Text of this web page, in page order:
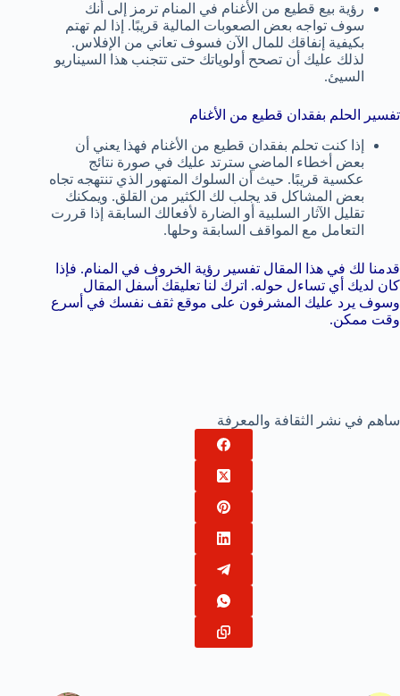
رؤية بيع قطيع من الأغنام في المنام ترمز إلى أنك
سوف تواجه بعض الصعوبات المالية قريبًا. إذا لم تهتم
بكيفية إنفاقك للمال الآن فسوف تعاني من الإفلاس.
لذلك عليك أن تصحح أولوياتك حتى تتجنب هذا السيناريو
السيئ.
تفسير الحلم بفقدان قطيع من الأغنام
إذا كنت تحلم بفقدان قطيع من الأغنام فهذا يعني أن
بعض أخطاء الماضي سترتد عليك في صورة نتائج
عكسية قريبًا. حيث أن السلوك المتهور الذي تنتهجه تجاه
بعض المشاكل قد يجلب لك الكثير من القلق. ويمكنك
تقليل الآثار السلبية أو الضارة لأفعالك السابقة إذا قررت
التعامل مع المواقف السابقة وحلها.
قدمنا لك في هذا المقال تفسير رؤية الخروف في المنام. فإذا
كان لديك أي تساءل حوله. اترك لنا تعليقك أسفل المقال
وسوف يرد عليك المشرفون على موقع ثقف نفسك في أسرع
وقت ممكن.
ساهم في نشر الثقافة والمعرفة